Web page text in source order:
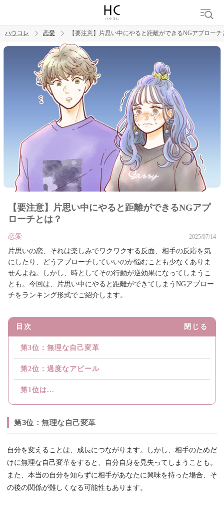
トレンド ワード
ハウコレ 恋愛 【要注意】片思い中にやると距離ができるNGアプローチ
【要注意】片思い中にやると距離ができるNGアプ
ローチとは？
恋愛 2025/07/14
片思いの恋、それは楽しみでワクワクする反面、相手の反応を気
にしたり、どうアプローチしていいのか悩むことも少なくありま
せんよね。しかし、時としてその行動が逆効果になってしまうこ
とも。今回は、片思い中にやると距離ができてしまうNGアプロー
チをランキング形式でご紹介します。
目次 閉じる
第3位：無理な自己変革
第2位：過度なアピール
第1位は...
第3位：無理な自己変革
自分を変えることは、成長につながります。しかし、相手のためだ
けに無理な自己変革をすると、自分自身を見失ってしまうことも。
また、本当の自分を知らずに相手があなたに興味を持った場合、そ
の後の関係が難しくなる可能性もあります。